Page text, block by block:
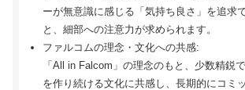
ーが無意識に感じる「気持ち良さ」を追求
と、細部への注意力が求められます。
ファルコムの理念・文化への共感:
「All in Falcom」の理念のもと、少数精鋭
を作り続ける文化に共感し、長期的にコミ